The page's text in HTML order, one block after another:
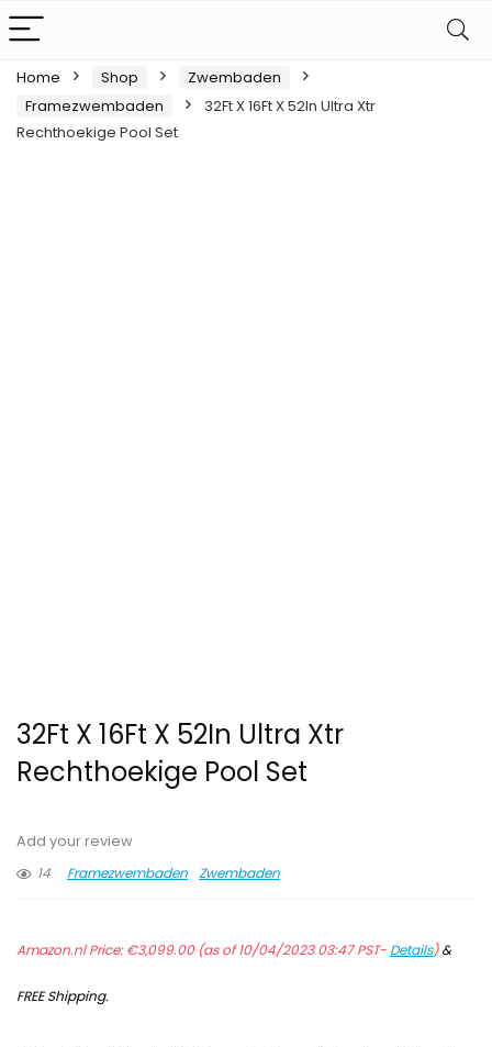
Home Shop
Zwembaden
Framezwembaden
32Ft X 16Ft X 52In Ultra Xtr
Rechthoekige Pool Set
32Ft X 16Ft X 52In Ultra Xtr
Rechthoekige Pool Set
Add your review
14
Framezwembaden Zwembaden
Amazon.nl Price:€3,099.00(as of 10/04/2023 03:47 PST- Details)&
FREE Shipping.